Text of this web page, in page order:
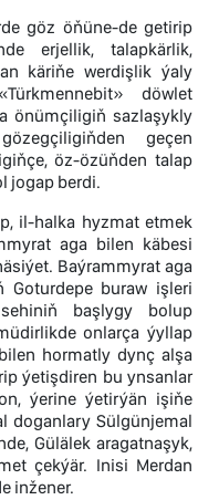
göz öňüne-de getirip
erjellik, talapkärlik,
käriňe werdişlik ýaly
döwlet
önümçiligiň sazlaşykly
geçen
öz-özüňden talap
jogap berdi.
il-halka hyzmat etmek
aga bilen käbesi
Baýrammyrat aga
buraw işleri
başlygy bolup
onlarça ýyllap
hormatly dynç alşa
ýetişdiren bu ynsanlar
ýerine ýetirýän işiňe
doganlary Sülgünjemal
Gülälek aragatnaşyk,
çekýär. Inisi Merdan
inžener.